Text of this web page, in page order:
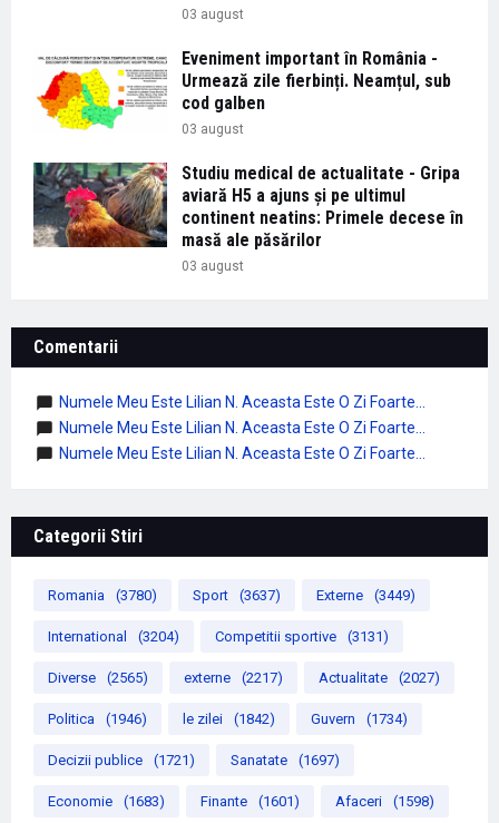
03 august
Eveniment important în România -
Urmează zile fierbinți. Neamțul, sub
cod galben
03 august
Studiu medical de actualitate - Gripa
aviară H5 a ajuns și pe ultimul
continent neatins: Primele decese în
masă ale păsărilor
03 august
Comentarii
Numele Meu Este Lilian N. Aceasta Este O Zi Foarte...
Numele Meu Este Lilian N. Aceasta Este O Zi Foarte...
Numele Meu Este Lilian N. Aceasta Este O Zi Foarte...
Categorii Stiri
Romania (3780) Sport (3637) Externe (3449)
International (3204) Competitii sportive (3131)
Diverse (2565) externe (2217) Actualitate (2027)
Politica (1946) le zilei (1842) Guvern (1734)
Decizii publice (1721) Sanatate (1697)
Economie (1683) Finante (1601) Afaceri (1598)